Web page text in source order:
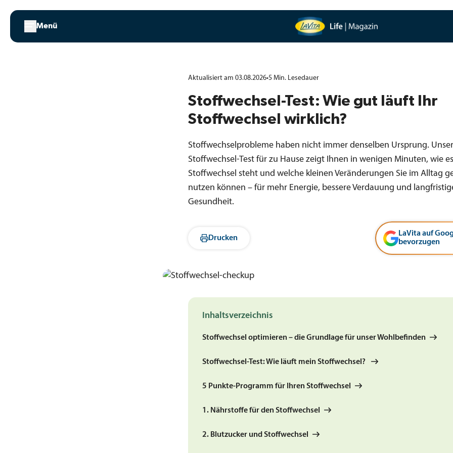
Inhalt
Menü
Aktualisiert am 03.08.2026•5 Min. Lesedauer
Stoffwechsel-Test: Wie gut läuft Ihr
Stoffwechsel wirklich?
Stoffwechselprobleme haben nicht immer denselben Ursprung. Unser
Stoffwechsel-Test für zu Hause zeigt Ihnen in wenigen Minuten, wie
Stoffwechsel steht und welche kleinen Veränderungen Sie im Alltag
nutzen können – für mehr Energie, bessere Verdauung und
Gesundheit.
Drucken
LaVita auf
bevorzugen
Inhaltsverzeichnis
Stoffwechsel optimieren – die Grundlage für unser Wohlbefinden
Stoffwechsel-Test: Wie läuft mein Stoffwechsel?
5 Punkte-Programm für Ihren Stoffwechsel
1. Nährstoffe für den Stoffwechsel
2. Blutzucker und Stoffwechsel